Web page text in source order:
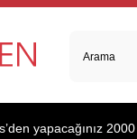
yapacağınız